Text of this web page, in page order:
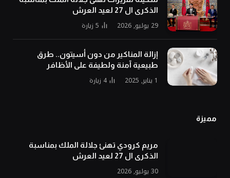
الذكرى ال 27 لعيد العرش
29 يوليو, 2026 5 زيارة
إزالة المناكير من دون أسيتون.. طرق
طبيعية آمنة ولطيفة على الأظافر
1 يناير, 2025 4 زيارة
مميزة
مريم كرودي تهنئ جلالة الملك بمناسبة
الذكرى ال 27 لعيد العرش
30 يوليو, 2026